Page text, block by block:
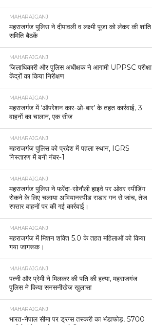
MAHARAJGANJ
महराजगंज पुलिस ने दीपावली व लक्ष्मी पूजा को लेकर की शांति
समिति बैठकें
MAHARAJGANJ
जिलाधिकारी और पुलिस अधीक्षक ने आगामी UPPSC परीक्षा
केंद्रों का किया निरीक्षण
MAHARAJGANJ
महराजगंज में ‘ऑपरेशन कार-ओ-बार’ के तहत कार्रवाई, 3
वाहनों का चालान, एक सीज
MAHARAJGANJ
महराजगंज पुलिस को प्रदेश में पहला स्थान, IGRS
निस्तारण में बनी नंबर-1
MAHARAJGANJ
महराजगंज पुलिस ने फरेंदा-सोनौली हाइवे पर ओवर स्पीडिंग
रोकने के लिए चलाया अभियानस्पीड राडार गन से जांच, तेज
रफ्तार वाहनों पर की गई कार्रवाई।
MAHARAJGANJ
महराजगंज में मिशन शक्ति 5.0 के तहत महिलाओं को किया
गया जागरूक।
MAHARAJGANJ
पत्नी और प्रेमी ने मिलकर की पति की हत्या, महराजगंज
पुलिस ने किया सनसनीखेज खुलासा
MAHARAJGANJ
भारत-नेपाल सीमा पर ड्रग्स तस्करी का भंडाफोड़, 5700